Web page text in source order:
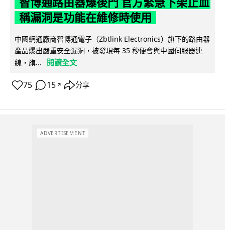
稱漏洞是功能在維修時使用
中國網通廠商智博通電子（Zbtlink Electronics）旗下的路由器
產品爆出嚴重安全漏洞，被發現每 35 秒便會與中國伺服器連
線，旗...
閱讀全文
75 15 ↗ 分享
ADVERTISEMENT